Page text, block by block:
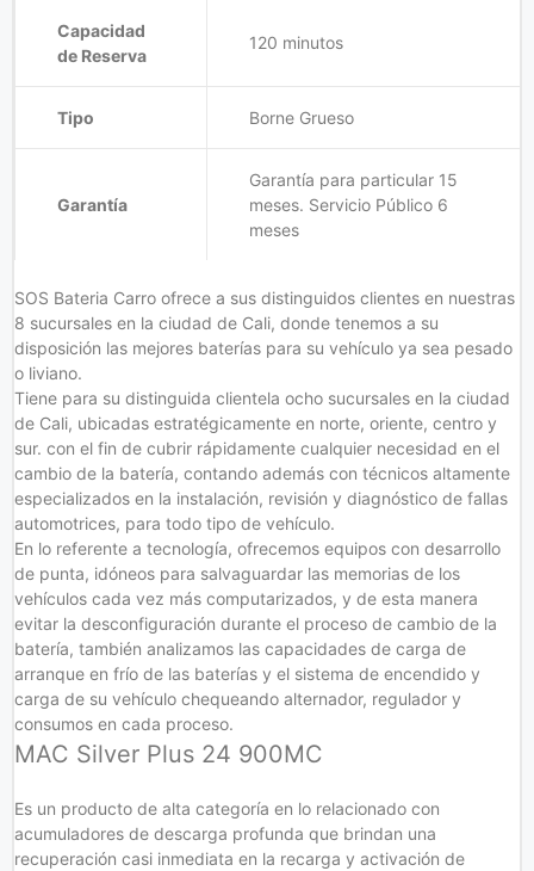
Capacidad
de Reserva
120 minutos
Tipo Borne Grueso
Garantía
Garantía para particular 15
meses. Servicio Público 6
meses
SOS Bateria Carro ofrece a sus distinguidos clientes en nuestras
8 sucursales en la ciudad de Cali, donde tenemos a su
disposición las mejores baterías para su vehículo ya sea pesado
o liviano.
Tiene para su distinguida clientela ocho sucursales en la ciudad
de Cali, ubicadas estratégicamente en norte, oriente, centro y
sur. con el fin de cubrir rápidamente cualquier necesidad en el
cambio de la batería, contando además con técnicos altamente
especializados en la instalación, revisión y diagnóstico de fallas
automotrices, para todo tipo de vehículo.
En lo referente a tecnología, ofrecemos equipos con desarrollo
de punta, idóneos para salvaguardar las memorias de los
vehículos cada vez más computarizados, y de esta manera
evitar la desconfiguración durante el proceso de cambio de la
batería, también analizamos las capacidades de carga de
arranque en frío de las baterías y el sistema de encendido y
carga de su vehículo chequeando alternador, regulador y
consumos en cada proceso.
MAC Silver Plus 24 900MC
Es un producto de alta categoría en lo relacionado con
acumuladores de descarga profunda que brindan una
recuperación casi inmediata en la recarga y activación de